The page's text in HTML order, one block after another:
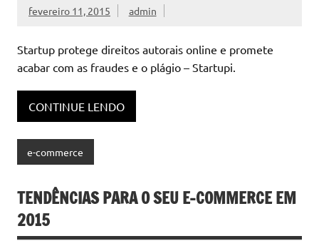
fevereiro 11, 2015 admin
Startup protege direitos autorais online e promete
acabar com as fraudes e o plágio – Startupi.
CONTINUE LENDO
e-commerce
TENDÊNCIAS PARA O SEU E-COMMERCE EM
2015